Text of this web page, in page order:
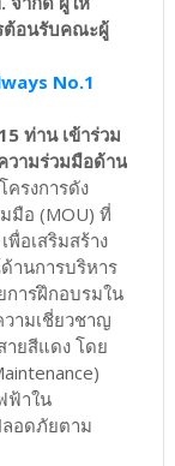
ต้อนรับคณะผู้
No.1
ท่าน เข้าร่วม
วามร่วมมือด้าน
ครงการดัง
มือ (MOU) ที่
อเสริมสร้าง
านการบริหาร
การฝึกอบรมใน
ามเชี่ยวชาญ
ายสีแดง โดย
ฟ้าใน
อดภัยตาม